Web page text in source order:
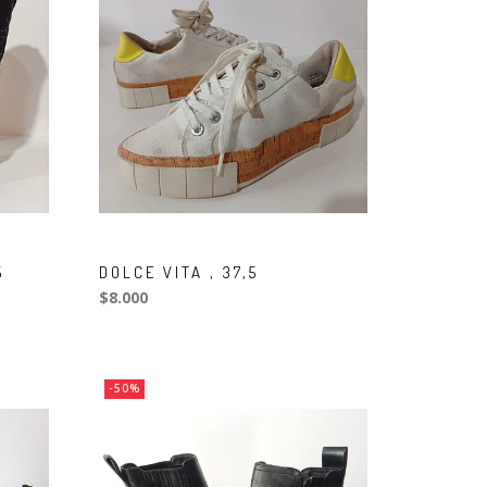
DOLCE VITA , 37,5
$8.000
-50%